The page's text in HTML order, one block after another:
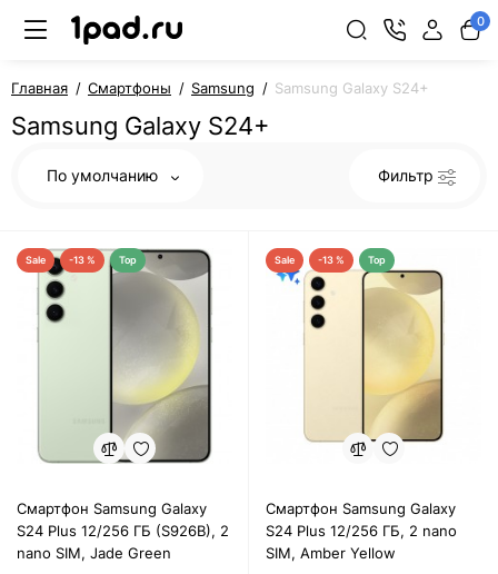
0
Главная Смартфоны Samsung Samsung Galaxy S24+
Samsung Galaxy S24+
По умолчанию Фильтр
Sale -13 % Top
Смартфон Samsung Galaxy
S24 Plus 12/256 ГБ (S926B), 2
nano SIM, Jade Green
Sale -13 % Top
Смартфон Samsung Galaxy
S24 Plus 12/256 ГБ, 2 nano
SIM, Amber Yellow